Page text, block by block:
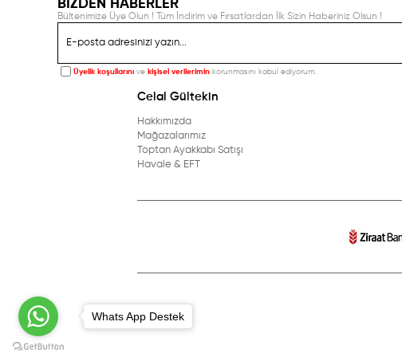
BİZDEN HABERLER
Bültenimize Üye Olun ! Tüm İndirim ve Fırsatlardan İlk Sizin Haberiniz Olsun !
Üyelik koşullarını ve kişisel verilerimin korunmasını kabul ediyorum.
Celal Gültekin
Hakkımızda
Mağazalarımız
Toptan Ayakkabı Satışı
Havale & EFT
Whats App Destek